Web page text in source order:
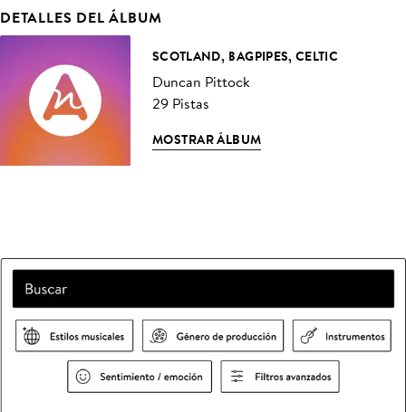
DETALLES DEL ÁLBUM
SCOTLAND, BAGPIPES, CELTIC
Duncan Pittock
29 Pistas
MOSTRAR ÁLBUM